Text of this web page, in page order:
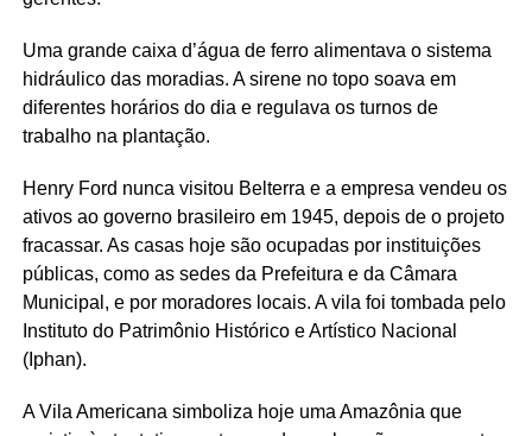
Uma grande caixa d’água de ferro alimentava o sistema
hidráulico das moradias. A sirene no topo soava em
diferentes horários do dia e regulava os turnos de
trabalho na plantação.
Henry Ford nunca visitou Belterra e a empresa vendeu os
ativos ao governo brasileiro em 1945, depois de o projeto
fracassar. As casas hoje são ocupadas por instituições
públicas, como as sedes da Prefeitura e da Câmara
Municipal, e por moradores locais. A vila foi tombada pelo
Instituto do Patrimônio Histórico e Artístico Nacional
(Iphan).
A Vila Americana simboliza hoje uma Amazônia que